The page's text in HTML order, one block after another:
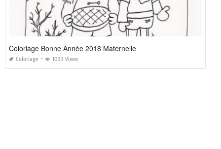
Coloriage Bonne Année 2018 Maternelle
Coloriage 1033 Views